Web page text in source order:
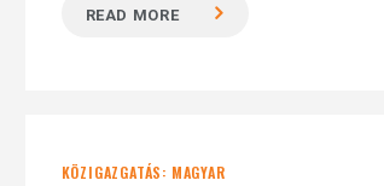
READ MORE
KÖZIGAZGATÁS: MAGYAR